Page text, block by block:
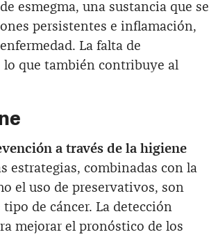
esmegma, una sustancia que se
persistentes e inflamación,
La falta de
que también contribuye al
a través de la higiene
estrategias, combinadas con la
el uso de preservativos, son
de cáncer. La detección
mejorar el pronóstico de los